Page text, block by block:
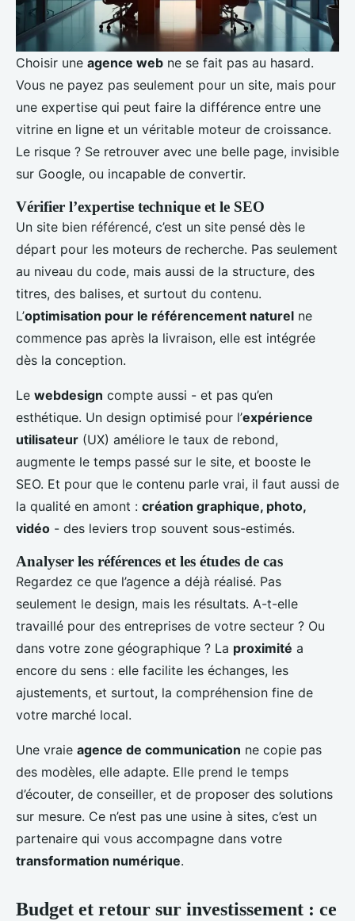
Choisir une agence web ne se fait pas au hasard.
Vous ne payez pas seulement pour un site, mais pour
une expertise qui peut faire la différence entre une
vitrine en ligne et un véritable moteur de croissance.
Le risque ? Se retrouver avec une belle page, invisible
sur Google, ou incapable de convertir.
Vérifier l’expertise technique et le SEO
Un site bien référencé, c’est un site pensé dès le
départ pour les moteurs de recherche. Pas seulement
au niveau du code, mais aussi de la structure, des
titres, des balises, et surtout du contenu.
L’optimisation pour le référencement naturel ne
commence pas après la livraison, elle est intégrée
dès la conception.
Le webdesign compte aussi - et pas qu’en
esthétique. Un design optimisé pour l’expérience
utilisateur (UX) améliore le taux de rebond,
augmente le temps passé sur le site, et booste le
SEO. Et pour que le contenu parle vrai, il faut aussi de
la qualité en amont : création graphique, photo,
vidéo - des leviers trop souvent sous-estimés.
Analyser les références et les études de cas
Regardez ce que l’agence a déjà réalisé. Pas
seulement le design, mais les résultats. A-t-elle
travaillé pour des entreprises de votre secteur ? Ou
dans votre zone géographique ? La proximité a
encore du sens : elle facilite les échanges, les
ajustements, et surtout, la compréhension fine de
votre marché local.
Une vraie agence de communication ne copie pas
des modèles, elle adapte. Elle prend le temps
d’écouter, de conseiller, et de proposer des solutions
sur mesure. Ce n’est pas une usine à sites, c’est un
partenaire qui vous accompagne dans votre
transformation numérique.
Budget et retour sur investissement : ce